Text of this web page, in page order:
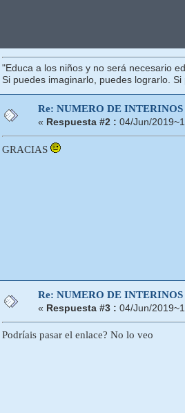
"Educa a los niños y no será necesario
Si puedes imaginarlo, puedes lograrlo.
Re: NUMERO DE
« Respuesta #2 : 04/Jun/
GRACIAS
Re: NUMERO DE
« Respuesta #3 : 04/Jun/
Podríais pasar el enlace? No lo veo